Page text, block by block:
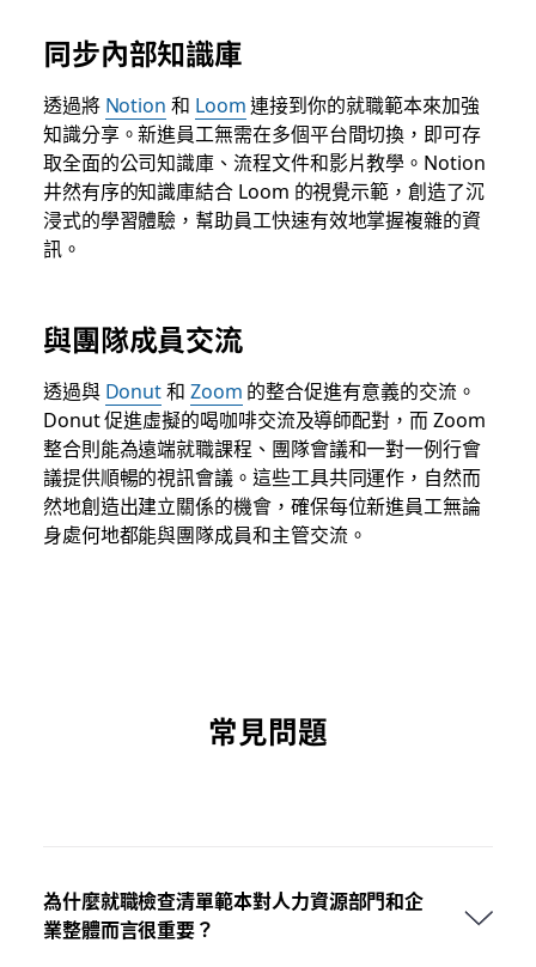
同步內部知識庫
透過將 Notion 和 Loom連接到你的就職範本來加強
知識分享。新進員工無需在多個平台間切換，即可存
取全面的公司知識庫、流程文件和影片教學。Notion
井然有序的知識庫結合 Loom 的視覺示範，創造了沉
浸式的學習體驗，幫助員工快速有效地掌握複雜的資
訊。
與團隊成員交流
透過與 Donut和 Zoom 的整合促進有意義的交流。
Donut 促進虛擬的喝咖啡交流及導師配對，而 Zoom
整合則能為遠端就職課程、團隊會議和一對一例行會
議提供順暢的視訊會議。這些工具共同運作，自然而
然地創造出建立關係的機會，確保每位新進員工無論
身處何地都能與團隊成員和主管交流。
常見問題
為什麼就職檢查清單範本對人力資源部門和企
業整體而言很重要？